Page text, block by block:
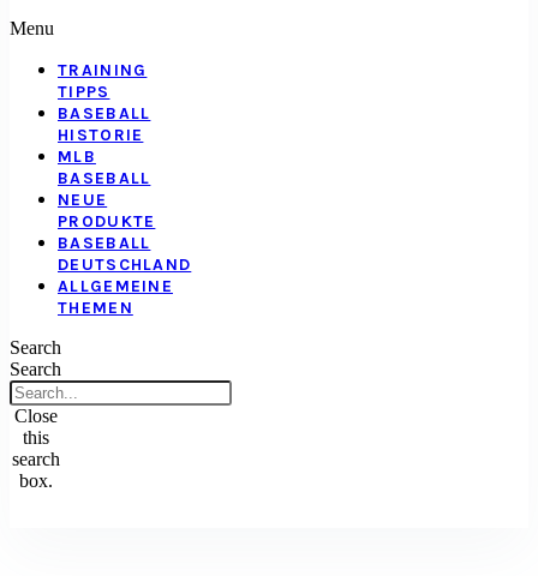
Menu
TRAINING
TIPPS
BASEBALL
HISTORIE
MLB
BASEBALL
NEUE
PRODUKTE
BASEBALL
DEUTSCHLAND
ALLGEMEINE
THEMEN
Search
Search
Close
this
search
box.